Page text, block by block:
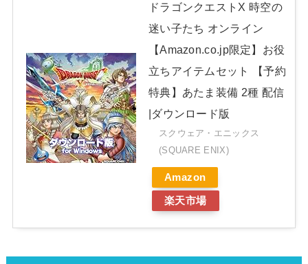
ドラゴンクエストX 時空の
迷い子たち オンライン
【Amazon.co.jp限定】お役
立ちアイテムセット 【予約
特典】あたま装備 2種 配信
|ダウンロード版
スクウェア・エニックス
(SQUARE ENIX)
Amazon
楽天市場